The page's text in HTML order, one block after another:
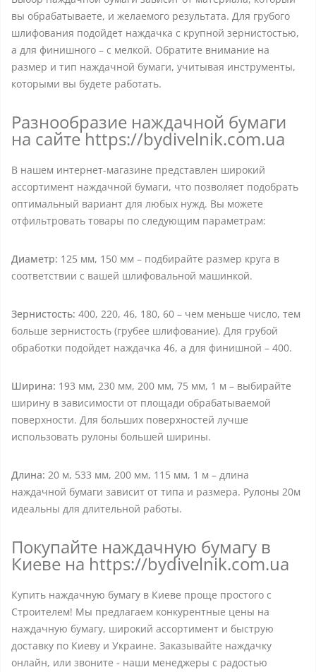
вы обрабатываете, и желаемого результата. Для грубого
шлифования подойдет наждачка с крупной зернистостью,
а для финишного – с мелкой. Обратите внимание на
размер и тип наждачной бумаги, учитывая инструменты,
которыми вы будете работать.
Разнообразие наждачной бумаги
на сайте https://bydivelnik.com.ua
В нашем интернет-магазине представлен широкий
ассортимент наждачной бумаги, что позволяет подобрать
оптимальный вариант для любых нужд. Вы можете
отфильтровать товары по следующим параметрам:
Диаметр: 125 мм, 150 мм – подбирайте размер круга в
соответствии с вашей шлифовальной машинкой.
Зернистость: 400, 220, 46, 180, 60 – чем меньше число, тем
больше зернистость (грубее шлифование). Для грубой
обработки подойдет наждачка 46, а для финишной – 400.
Ширина: 193 мм, 230 мм, 200 мм, 75 мм, 1 м – выбирайте
ширину в зависимости от площади обрабатываемой
поверхности. Для больших поверхностей лучше
использовать рулоны большей ширины.
Длина: 20 м, 533 мм, 200 мм, 115 мм, 1 м – длина
наждачной бумаги зависит от типа и размера. Рулоны 20м
идеальны для длительной работы.
Покупайте наждачную бумагу в
Киеве на https://bydivelnik.com.ua
Купить наждачную бумагу в Киеве проще простого с
Строителем! Мы предлагаем конкурентные цены на
наждачную бумагу, широкий ассортимент и быструю
доставку по Киеву и Украине. Заказывайте наждачку
онлайн, или звоните - наши менеджеры с радостью